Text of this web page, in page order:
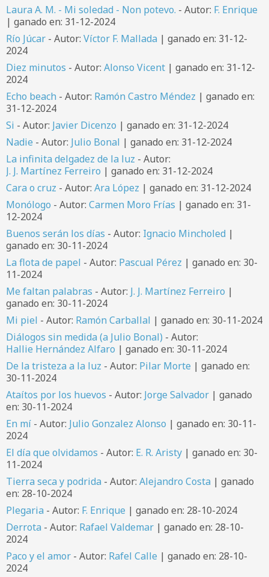
Laura A. M. - Mi soledad - Non potevo. - Autor: F. Enrique
| ganado en: 31-12-2024
Río Júcar - Autor: Víctor F. Mallada | ganado en: 31-12-
2024
Diez minutos - Autor: Alonso Vicent | ganado en: 31-12-
2024
Echo beach - Autor: Ramón Castro Méndez | ganado en:
31-12-2024
Si - Autor: Javier Dicenzo | ganado en: 31-12-2024
Nadie - Autor: Julio Bonal | ganado en: 31-12-2024
La infinita delgadez de la luz - Autor:
J. J. Martínez Ferreiro | ganado en: 31-12-2024
Cara o cruz - Autor: Ara López | ganado en: 31-12-2024
Monólogo - Autor: Carmen Moro Frías | ganado en: 31-
12-2024
Buenos serán los días - Autor: Ignacio Mincholed |
ganado en: 30-11-2024
La flota de papel - Autor: Pascual Pérez | ganado en: 30-
11-2024
Me faltan palabras - Autor: J. J. Martínez Ferreiro |
ganado en: 30-11-2024
Mi piel - Autor: Ramón Carballal | ganado en: 30-11-2024
Diálogos sin medida (a Julio Bonal) - Autor:
Hallie Hernández Alfaro | ganado en: 30-11-2024
De la tristeza a la luz - Autor: Pilar Morte | ganado en:
30-11-2024
Ataítos por los huevos - Autor: Jorge Salvador | ganado
en: 30-11-2024
En mí - Autor: Julio Gonzalez Alonso | ganado en: 30-11-
2024
El día que olvidamos - Autor: E. R. Aristy | ganado en: 30-
11-2024
Tierra seca y podrida - Autor: Alejandro Costa | ganado
en: 28-10-2024
Plegaria - Autor: F. Enrique | ganado en: 28-10-2024
Derrota - Autor: Rafael Valdemar | ganado en: 28-10-
2024
Paco y el amor - Autor: Rafel Calle | ganado en: 28-10-
2024